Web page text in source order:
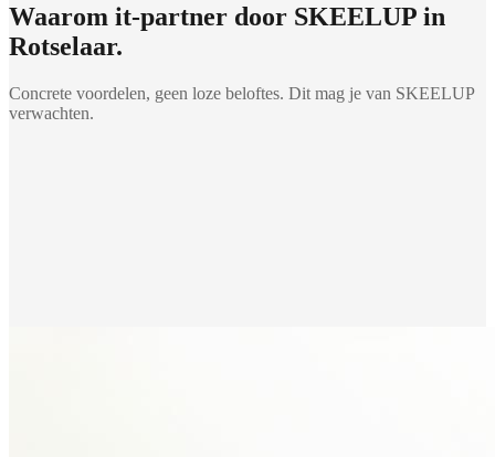
Waarom it-partner door SKEELUP in
Rotselaar.
Concrete voordelen, geen loze beloftes. Dit mag je van SKEELUP
verwachten.